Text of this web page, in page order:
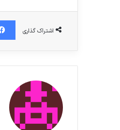
اشتراک گذاری